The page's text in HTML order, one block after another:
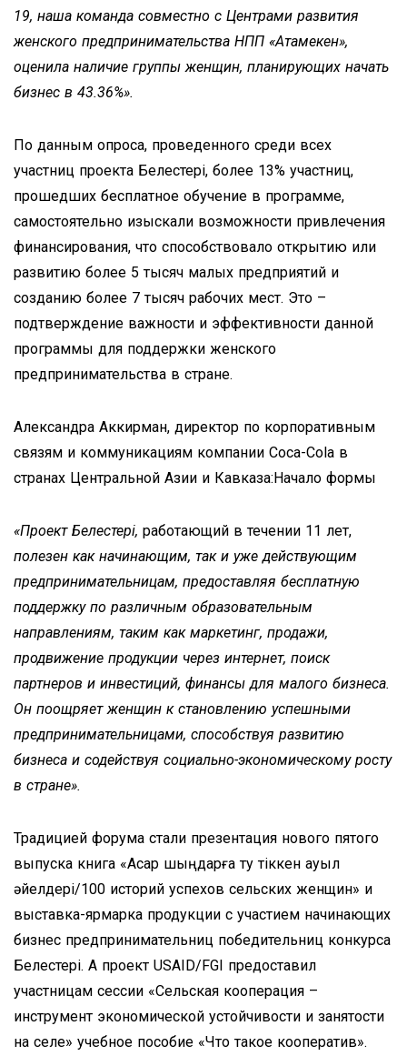
19, наша команда совместно с Центрами развития
женского предпринимательства НПП «Атамекен»,
оценила наличие группы женщин, планирующих начать
бизнес в 43.36%».
По данным опроса, проведенного среди всех
участниц проекта Белестерi, более 13% участниц,
прошедших бесплатное обучение в программе,
самостоятельно изыскали возможности привлечения
финансирования, что способствовало открытию или
развитию более 5 тысяч малых предприятий и
созданию более 7 тысяч рабочих мест. Это –
подтверждение важности и эффективности данной
программы для поддержки женского
предпринимательства в стране.
Александра Аккирман, директор по корпоративным
связям и коммуникациям компании Coca-Cola в
странах Центральной Азии и Кавказа:Начало формы
«Проект Белестерi, работающий в течении 11 лет,
полезен как начинающим, так и уже действующим
предпринимательницам, предоставляя бесплатную
поддержку по различным образовательным
направлениям, таким как маркетинг, продажи,
продвижение продукции через интернет, поиск
партнеров и инвестиций, финансы для малого бизнеса.
Он поощряет женщин к становлению успешными
предпринимательницами, способствуя развитию
бизнеса и содействуя социально-экономическому росту
в стране».
Традицией форума стали презентация нового пятого
выпуска книга «Асқар шыңдарға ту тіккен ауыл
әйелдері/100 историй успехов сельских женщин» и
выставка-ярмарка продукции с участием начинающих
бизнес предпринимательниц победительниц конкурса
Белестерi. А проект USAID/FGI предоставил
участницам сессии «Сельская кооперация –
инструмент экономической устойчивости и занятости
на селе» учебное пособие «Что такое кооператив».